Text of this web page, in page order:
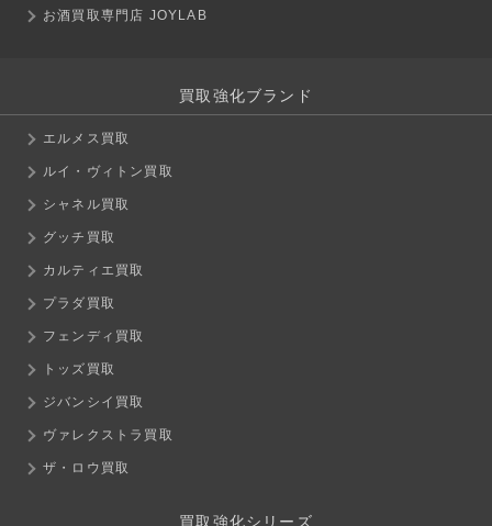
お酒買取専門店 JOYLAB
買取強化ブランド
エルメス買取
ルイ・ヴィトン買取
シャネル買取
グッチ買取
カルティエ買取
プラダ買取
フェンディ買取
トッズ買取
ジバンシイ買取
ヴァレクストラ買取
ザ・ロウ買取
買取強化シリーズ